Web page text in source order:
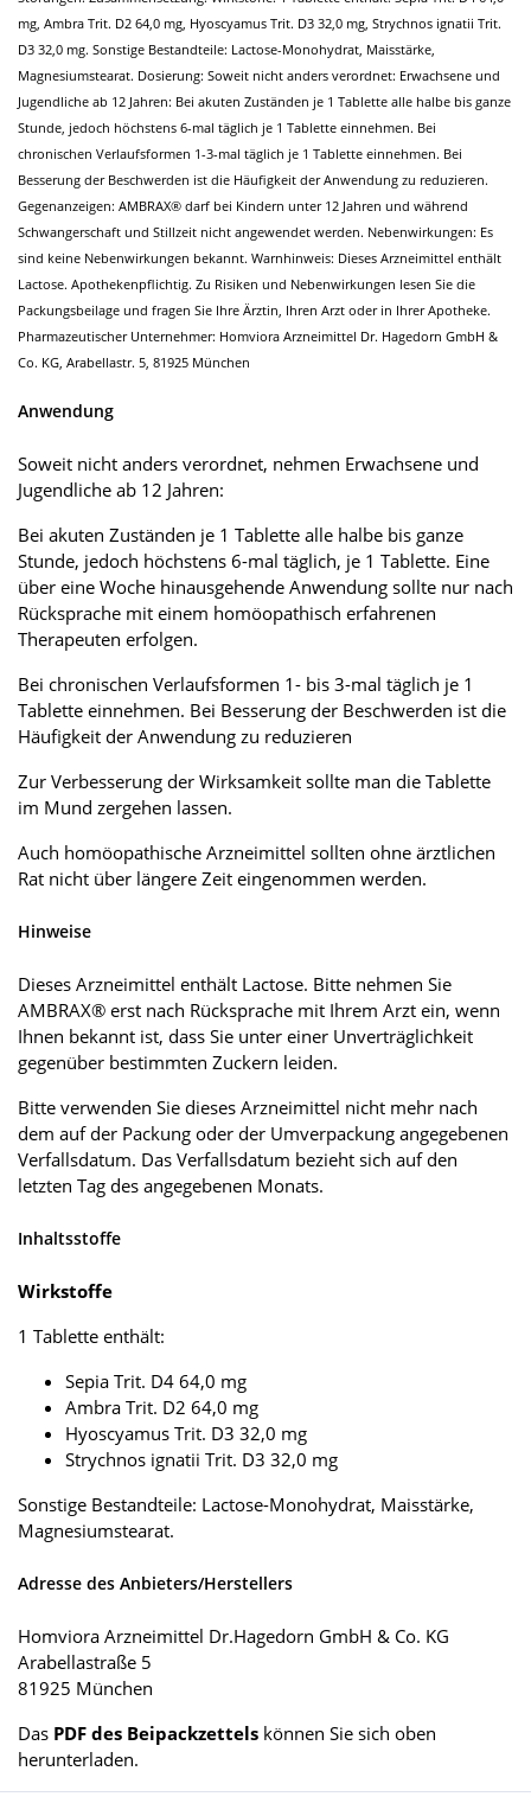
mg, Ambra Trit. D2 64,0 mg, Hyoscyamus Trit. D3 32,0 mg, Strychnos ignatii Trit.
D3 32,0 mg. Sonstige Bestandteile: Lactose-Monohydrat, Maisstärke,
Magnesiumstearat. Dosierung: Soweit nicht anders verordnet: Erwachsene und
Jugendliche ab 12 Jahren: Bei akuten Zuständen je 1 Tablette alle halbe bis ganze
Stunde, jedoch höchstens 6-mal täglich je 1 Tablette einnehmen. Bei
chronischen Verlaufsformen 1-3-mal täglich je 1 Tablette einnehmen. Bei
Besserung der Beschwerden ist die Häufigkeit der Anwendung zu reduzieren.
Gegenanzeigen: AMBRAX® darf bei Kindern unter 12 Jahren und während
Schwangerschaft und Stillzeit nicht angewendet werden. Nebenwirkungen: Es
sind keine Nebenwirkungen bekannt. Warnhinweis: Dieses Arzneimittel enthält
Lactose. Apothekenpflichtig. Zu Risiken und Nebenwirkungen lesen Sie die
Packungsbeilage und fragen Sie Ihre Ärztin, Ihren Arzt oder in Ihrer Apotheke.
Pharmazeutischer Unternehmer: Homviora Arzneimittel Dr. Hagedorn GmbH &
Co. KG, Arabellastr. 5, 81925 München
Anwendung
Soweit nicht anders verordnet, nehmen Erwachsene und
Jugendliche ab 12 Jahren:
Bei akuten Zuständen je 1 Tablette alle halbe bis ganze
Stunde, jedoch höchstens 6-mal täglich, je 1 Tablette. Eine
über eine Woche hinausgehende Anwendung sollte nur nach
Rücksprache mit einem homöopathisch erfahrenen
Therapeuten erfolgen.
Bei chronischen Verlaufsformen 1- bis 3-mal täglich je 1
Tablette einnehmen. Bei Besserung der Beschwerden ist die
Häufigkeit der Anwendung zu reduzieren
Zur Verbesserung der Wirksamkeit sollte man die Tablette
im Mund zergehen lassen.
Auch homöopathische Arzneimittel sollten ohne ärztlichen
Rat nicht über längere Zeit eingenommen werden.
Hinweise
Dieses Arzneimittel enthält Lactose. Bitte nehmen Sie
AMBRAX® erst nach Rücksprache mit Ihrem Arzt ein, wenn
Ihnen bekannt ist, dass Sie unter einer Unverträglichkeit
gegenüber bestimmten Zuckern leiden.
Bitte verwenden Sie dieses Arzneimittel nicht mehr nach
dem auf der Packung oder der Umverpackung angegebenen
Verfallsdatum. Das Verfallsdatum bezieht sich auf den
letzten Tag des angegebenen Monats.
Inhaltsstoffe
Wirkstoffe
1 Tablette enthält:
Sepia Trit. D4 64,0 mg
Ambra Trit. D2 64,0 mg
Hyoscyamus Trit. D3 32,0 mg
Strychnos ignatii Trit. D3 32,0 mg
Sonstige Bestandteile: Lactose-Monohydrat, Maisstärke,
Magnesiumstearat.
Adresse des Anbieters/Herstellers
Homviora Arzneimittel Dr.Hagedorn GmbH & Co. KG
Arabellastraße 5
81925 München
Das PDF des Beipackzettels können Sie sich oben
herunterladen.